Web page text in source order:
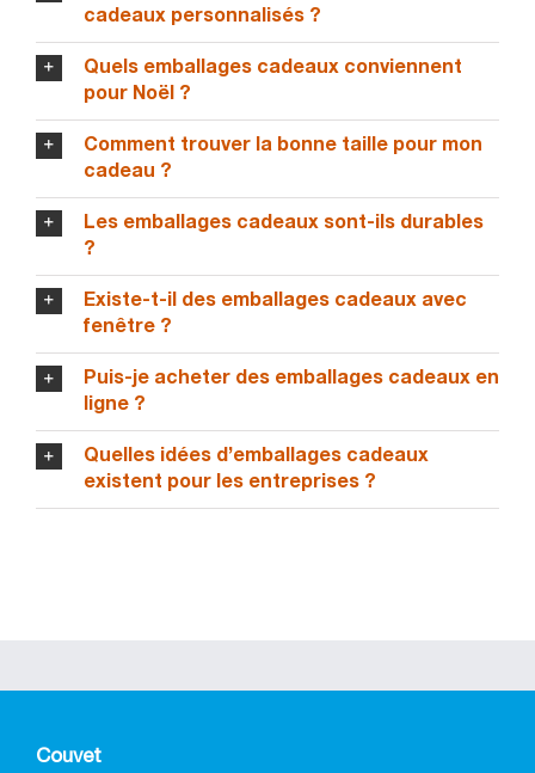
cadeaux personnalisés ?
Quels emballages cadeaux conviennent
pour Noël ?
Comment trouver la bonne taille pour mon
cadeau ?
Les emballages cadeaux sont-ils durables
?
Existe-t-il des emballages cadeaux avec
fenêtre ?
Puis-je acheter des emballages cadeaux en
ligne ?
Quelles idées d’emballages cadeaux
existent pour les entreprises ?
Couvet